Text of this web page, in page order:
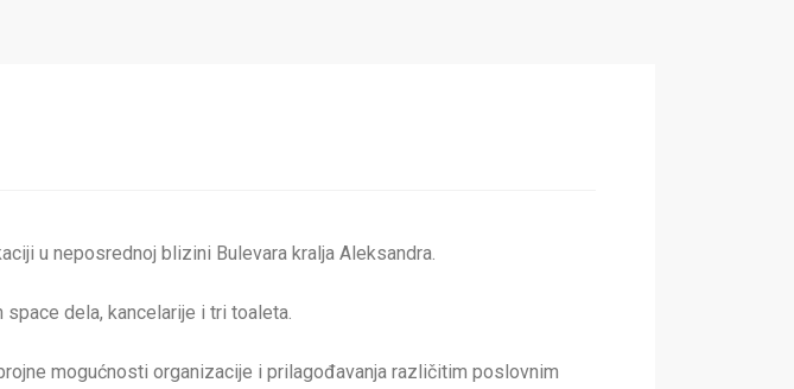
u neposrednoj blizini Bulevara kralja Aleksandra.
dela, kancelarije i tri toaleta.
mogućnosti organizacije i prilagođavanja različitim poslovnim